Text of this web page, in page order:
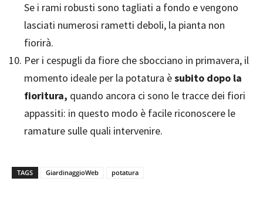
Se i rami robusti sono tagliati a fondo e vengono
lasciati numerosi rametti deboli, la pianta non
fiorirà.
Per i cespugli da fiore che sbocciano in primavera, il
momento ideale per la potatura èsubito dopo la
fioritura, quando ancora ci sono le tracce dei fiori
appassiti: in questo modo è facile riconoscere le
ramature sulle quali intervenire.
TAGS GiardinaggioWeb potatura